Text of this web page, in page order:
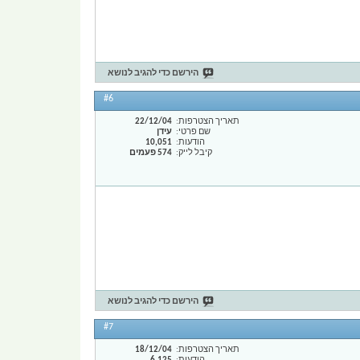
הירשם כדי להגיב לנושא
#6
תאריך הצטרפות
22/12/04
שם פרטי
עידן
הודעות
10,051
קיבל לייק
574 פעמים
הירשם כדי להגיב לנושא
#7
תאריך הצטרפות
18/12/04